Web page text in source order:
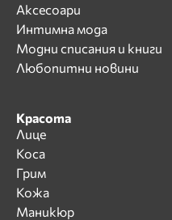
Аксесоари
Интимна мода
Модни списания и книги
Любопитни новини
Красота
Лице
Коса
Грим
Кожа
Маникюр